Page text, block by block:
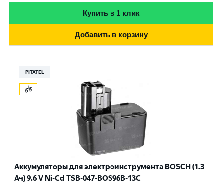
Купить в 1 клик
Добавить в корзину
PITATEL
Аккумуляторы для электроинструмента BOSCH (1.3
Ач) 9.6 V Ni-Cd TSB-047-BOS96B-13C